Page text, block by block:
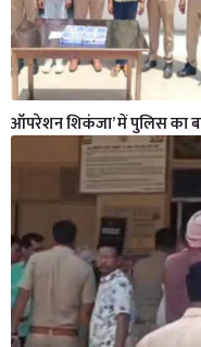
ऑपरेशन शिकंजा’ में पुलिस का